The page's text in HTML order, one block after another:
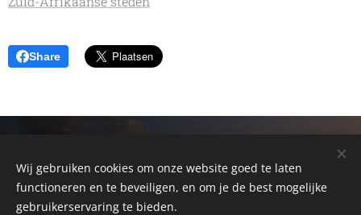
Share
Cebeon - Zuid -Afrika Reizen - 33 Kohlerstreet
Montagu 6720 - Western Cape - South Africa
ZuidAfrikaReis.be - R62AdventureTours
Wij gebruiken cookies om onze website goed te laten
functioneren en te beveiligen, en om je de best mogelijke
gebruikerservaring te bieden.